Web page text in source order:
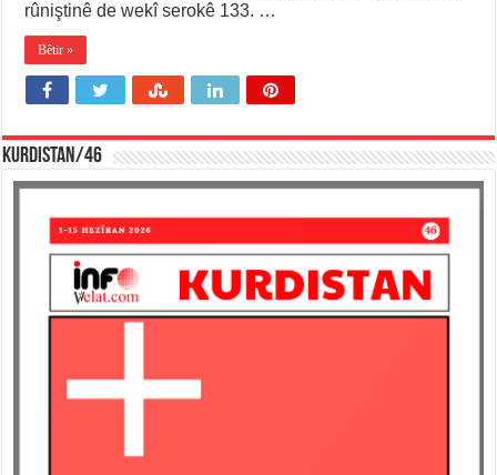
rûniştinê de wekî serokê 133. …
Bêtir »
KURDISTAN/46